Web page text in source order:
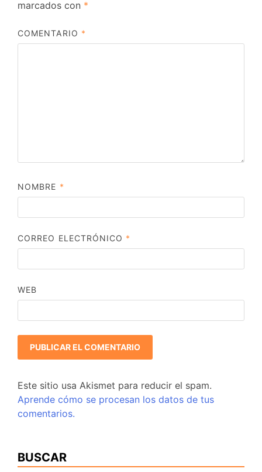
marcados con *
COMENTARIO *
NOMBRE *
CORREO ELECTRÓNICO *
WEB
Este sitio usa Akismet para reducir el spam.
Aprende cómo se procesan los datos de tus
comentarios.
BUSCAR